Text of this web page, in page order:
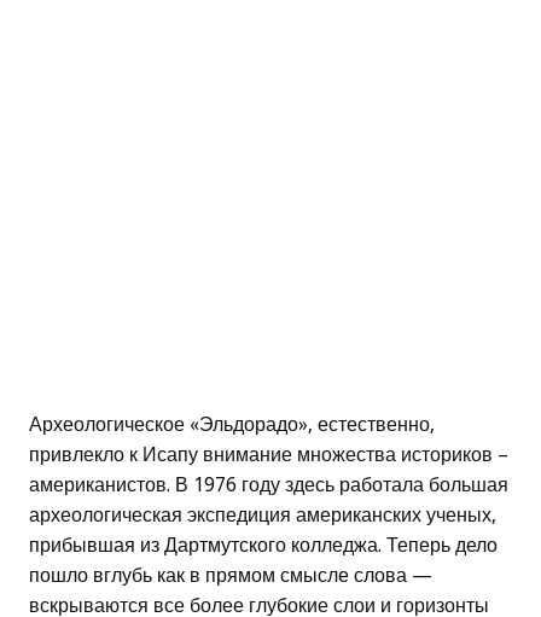
Археологическое «Эльдорадо», естественно,
привлекло к Исапу внимание множества историков –
американистов. В 1976 году здесь работала большая
археологическая экспедиция американских ученых,
прибывшая из Дартмутского колледжа. Теперь дело
пошло вглубь как в прямом смысле слова —
вскрываются все более глубокие слои и горизонты